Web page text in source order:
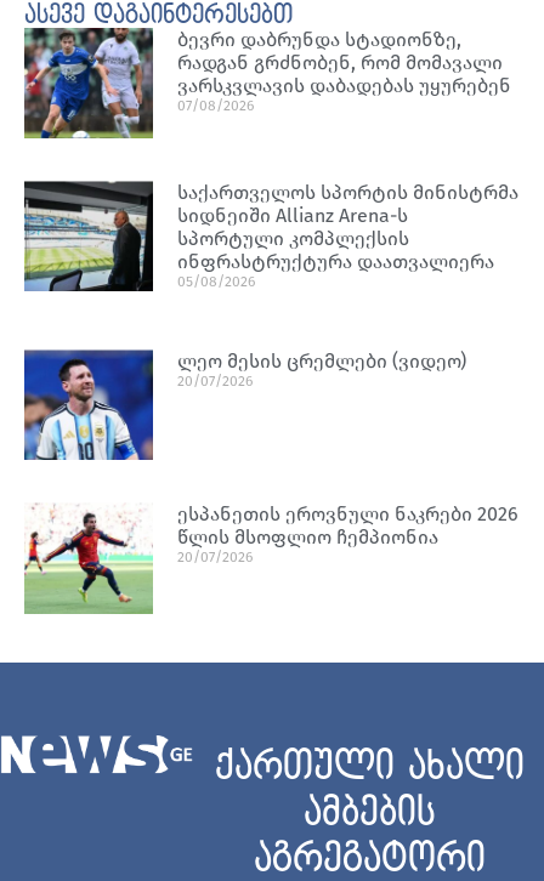
ასევე დაგაინტერესებთ
ბევრი დაბრუნდა სტადიონზე,
რადგან გრძნობენ, რომ მომავალი
ვარსკვლავის დაბადებას უყურებენ
07/08/2026
საქართველოს სპორტის მინისტრმა
სიდნეიში Allianz Arena-ს
სპორტული კომპლექსის
ინფრასტრუქტურა დაათვალიერა
05/08/2026
ლეო მესის ცრემლები (ვიდეო)
20/07/2026
ესპანეთის ეროვნული ნაკრები 2026
წლის მსოფლიო ჩემპიონია
20/07/2026
ქართული ახალი
ამბების
აგრეგატორი